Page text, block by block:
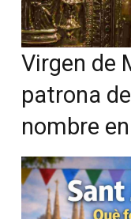
Virgen de
patrona
nombre